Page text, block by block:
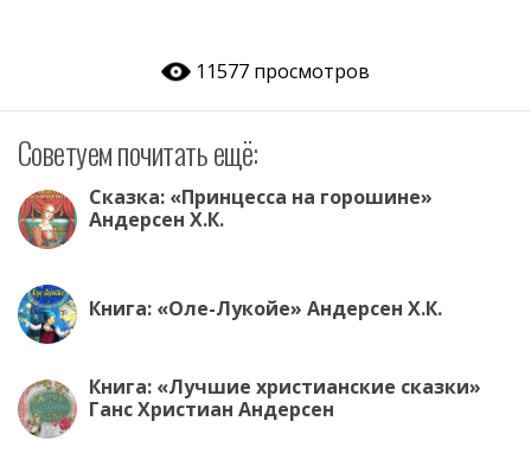
o
o
k
p
p
as
s
ki
m
11577 просмотров
Советуем почитать ещё:
Сказка: «Принцесса на горошине»
Андерсен Х.К.
Книга: «Оле-Лукойе» Андерсен Х.К.
Книга: «Лучшие христианские сказки»
Ганс Христиан Андерсен